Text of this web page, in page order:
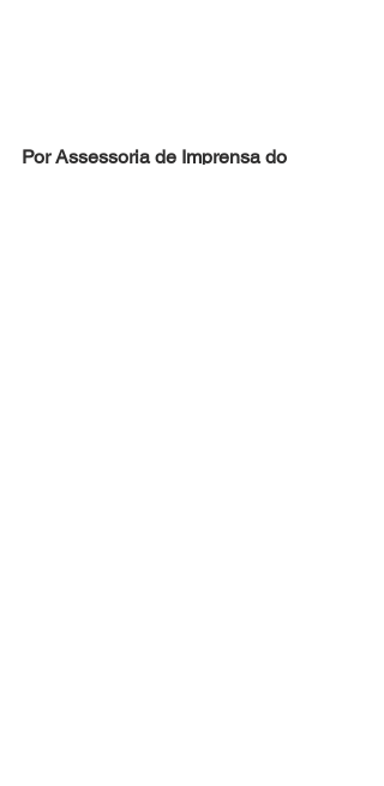
Por Assessoria de Imprensa do